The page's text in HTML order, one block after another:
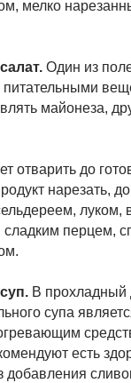
мелко
Один из
майонеза,
отварить до
нарезать,
луком,
сладким перцем,
В прохладный
супа
есть
добавления